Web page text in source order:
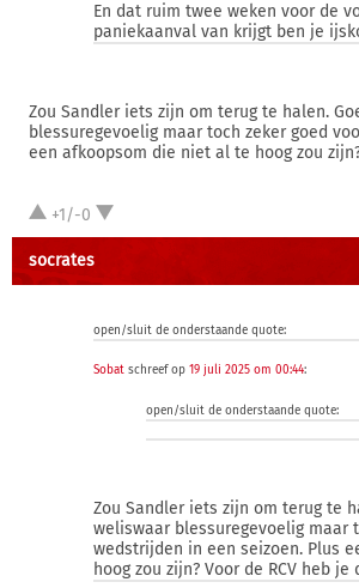
En dat ruim twee weken voor de
paniekaanval van krijgt ben je
Zou Sandler iets zijn om terug te halen.
blessuregevoelig maar toch zeker goed
een afkoopsom die niet al te hoog zou
+1/-0
socrates
open/sluit de onderstaande quote:
Sobat schreef op19 juli 2025 om 00:44:
open/sluit de onderstaande quote:
Zou Sandler iets zijn om terug te
weliswaar blessuregevoelig maar
wedstrijden in een seizoen. Plus
hoog zou zijn? Voor de RCV heb